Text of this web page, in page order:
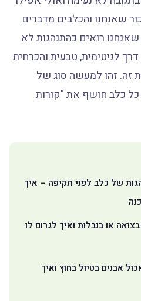
שאנחנו והכלבים מדברים
רואים כהתנהגות לא
לגיטימית, טבעית והכרחית
זה. זהו למעשה סוג של
כלב חושף את "קורות
של כלב לפני תקיפה – איך
או בנבלות ואיך לגרום לו
אבנים בטיול בחוץ ואיך